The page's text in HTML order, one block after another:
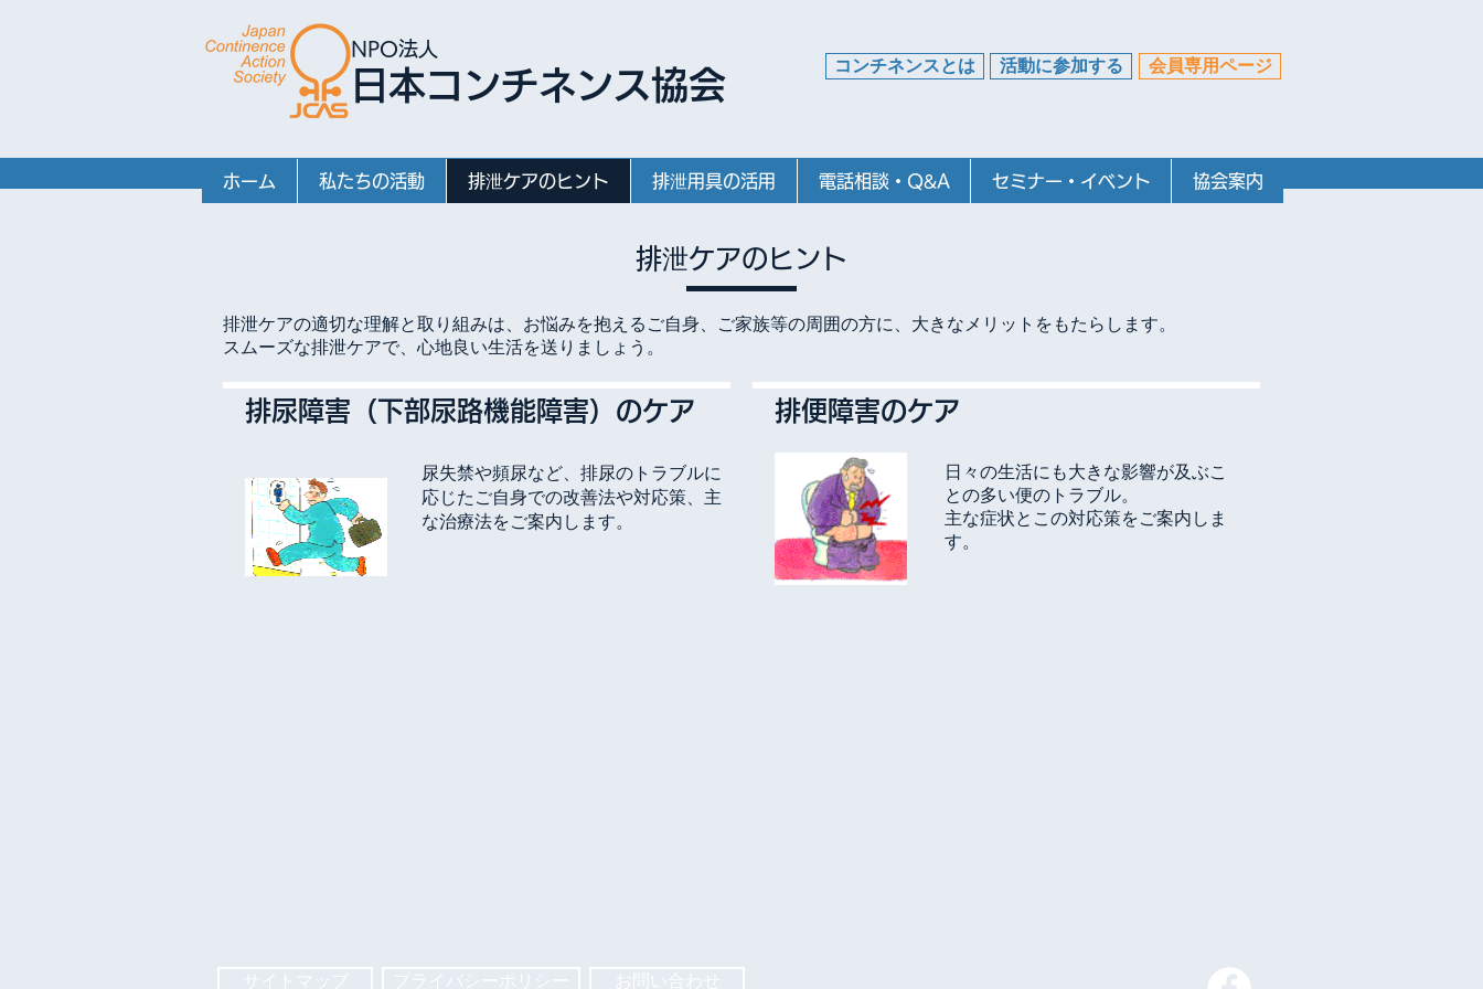
NPO法人
日本コンチネンス協会
コンチネンスとは 活動に参加する 会員専用ページ
ホーム 私たちの活動 排泄ケアのヒント 排泄用具の活用 電話相談・Q&A セミナー・イベント 協会案内
排泄ケアのヒント
排泄ケアの適切な理解と取り組みは、お悩みを抱えるご自身、ご家族等の周囲の方に、大きなメリットをもたらします。
スムーズな排泄ケアで、心地良い生活を送りましょう。
排尿障害（下部尿路機能障害）のケア
尿失禁や頻尿など、排尿のトラブルに
応じたご自身での改善法や対応策、主
な治療法をご案内します。
排便障害のケア
日々の生活にも大きな影響が及ぶこ
との多い便のトラブル。
主な症状とこの対応策をご案内しま
す。
サイトマップ プライバシーポリシー お問い合わせ